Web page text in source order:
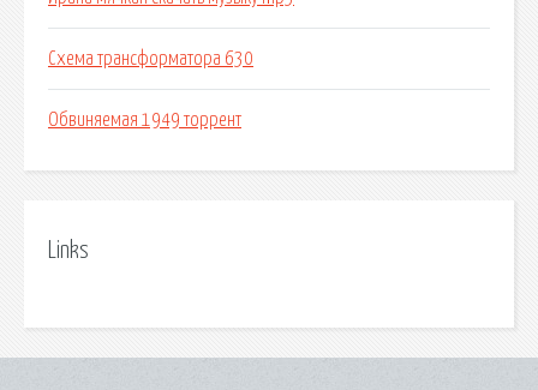
Схема трансформатора 630
Обвиняемая 1949 торрент
Links